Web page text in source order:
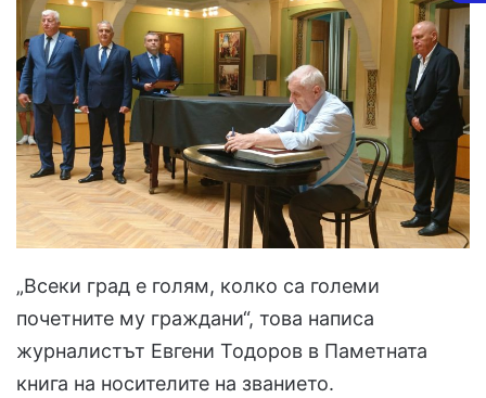
o
w
o
n
a
n
m
a
l
„Всеки град е голям, колко са големи
почетните му граждани“, това написа
журналистът Евгени Тодоров в Паметната
книга на носителите на званието.